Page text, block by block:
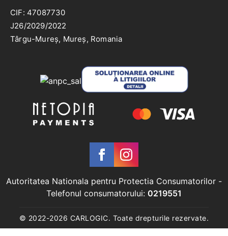
CIF: 47087730
J26/2029/2022
Târgu-Mureș, Mureș, Romania
Autoritatea Nationala pentru Protectia Consumatorilor -
Telefonul consumatorului: 0219551
© 2022-2026 CARLOGIC. Toate drepturile rezervate.